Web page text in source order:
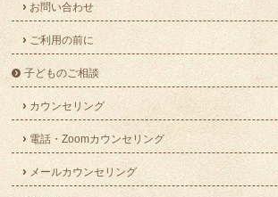
お問い合わせ
ご利用の前に
子どものご相談
カウンセリング
電話・Zoomカウンセリング
メールカウンセリング